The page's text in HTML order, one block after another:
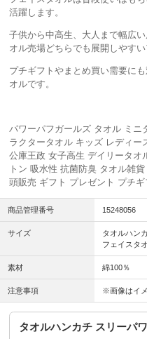
活躍します。
子供から中高生、大人まで幅広
オル売場どちらでも展開しやすい
プチギフトやまとめ買い需要に
オルです。
パワーパフガールズ タオル ミニ
ラクタータオル キッズ レディ
公庫王政 女子高生 デイリータオ
トン 吸水性 抗菌防臭 タオル雑
頭販売 ギフト プレゼント プチギ
商品管理番号 15248056
サイズ
タオルハン
フェイスタ
素材 綿100％
注意事項 ※画像はイメ
タオルハンカチ スリーパ